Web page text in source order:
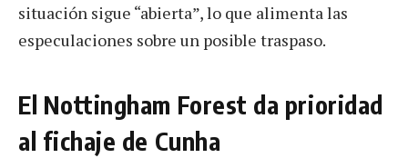
situación sigue “abierta”, lo que alimenta las
especulaciones sobre un posible traspaso.
El Nottingham Forest da prioridad
al fichaje de Cunha